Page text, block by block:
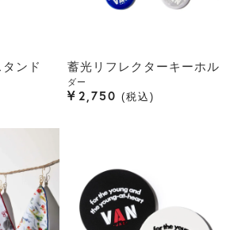
ンド 蓄光リフレクターキーホル
ダー
¥ 2,750 税込